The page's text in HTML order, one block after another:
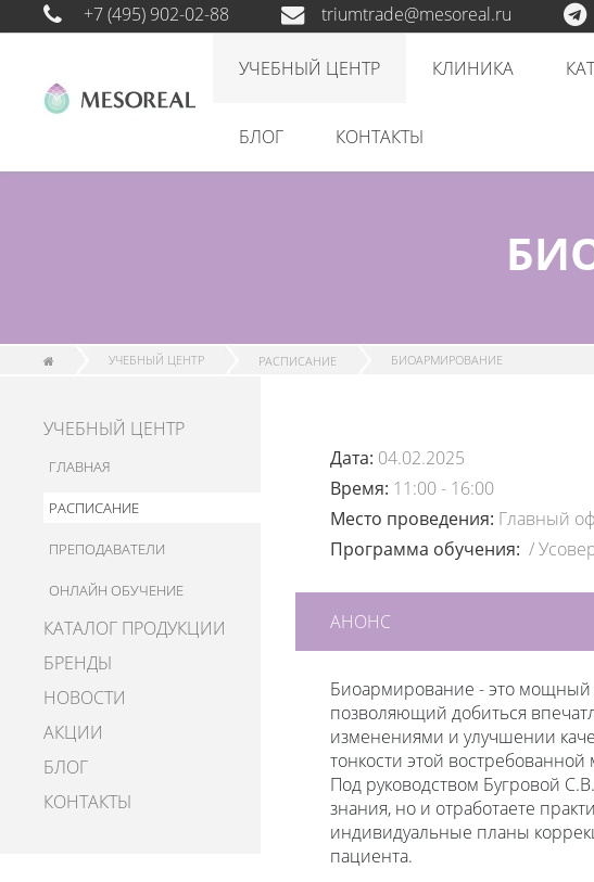
+7 (495) 902-02-88 triumtrade@mesoreal.ru
УЧЕБНЫЙ ЦЕНТР КЛИНИКА
БЛОГ КОНТАКТЫ
УЧЕБНЫЙ ЦЕНТР РАСПИСАНИЕ БИОАРМИРОВАНИЕ
УЧЕБНЫЙ ЦЕНТР
ГЛАВНАЯ
РАСПИСАНИЕ
ПРЕПОДАВАТЕЛИ
ОНЛАЙН ОБУЧЕНИЕ
КАТАЛОГ ПРОДУКЦИИ
БРЕНДЫ
НОВОСТИ
АКЦИИ
БЛОГ
КОНТАКТЫ
Дата: 04.02.2025
Время: 11:00 - 16:00
Место проведения: Главный
Программа обучения: /
АНОНС
Биоармирование - это мощный
позволяющий добиться
изменениями и улучшении
тонкости этой востребованной
Под руководством Бугровой
знания, но и отработаете
индивидуальные планы
пациента.